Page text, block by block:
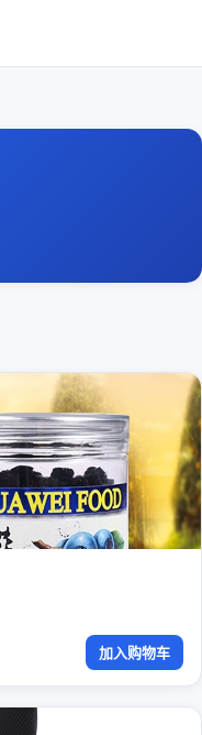
加入购物车